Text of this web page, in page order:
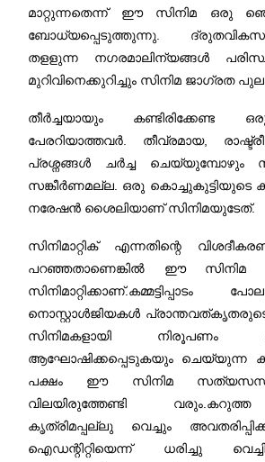
മാറ്റുന്നതെന്ന് ഈ സിനിമ ഒരു
ബോധ്യപ്പെടുത്തുന്നു.
തളളുന്ന നഗരമാലിന്യങ്ങൾ
മുറിവിനെക്കുറിച്ചും സിനിമ ജാഗ്രത
തീർച്ചയായും കണ്ടിരിക്കേണ്ട
പേരറിയാത്തവർ. തീവ്രമായ,
പ്രശ്നങ്ങൾ ചർച്ച ചെയ്യുമ്പോഴും
സങ്കീർണമല്ല. ഒരു കൊച്ചുകുട്ടിയുടെ
നരേഷൻ ശൈലിയാണ് സിനിമയുടേത്.
സിനിമാറ്റിക് എന്നതിന്റെ
പറഞ്ഞതാണെങ്കിൽ ഈ സിനിമ
സിനിമാറ്റിക്കാണ്.കമ്മട്ടിപ്പാടം
നൊസ്റ്റാൾജിയകൾ
സിനിമകളായി നിരൂപണം
ആഘോഷിക്കപ്പെടുകയും ചെയ്യുന്ന
പക്ഷം ഈ സിനിമ
വിലയിരുത്തേണ്ടി വരും.കറുത്ത
കൃത്രിമപ്പല്ലു വെച്ചും
ഐഡന്റിറ്റിയെന്ന് ധരിച്ചു